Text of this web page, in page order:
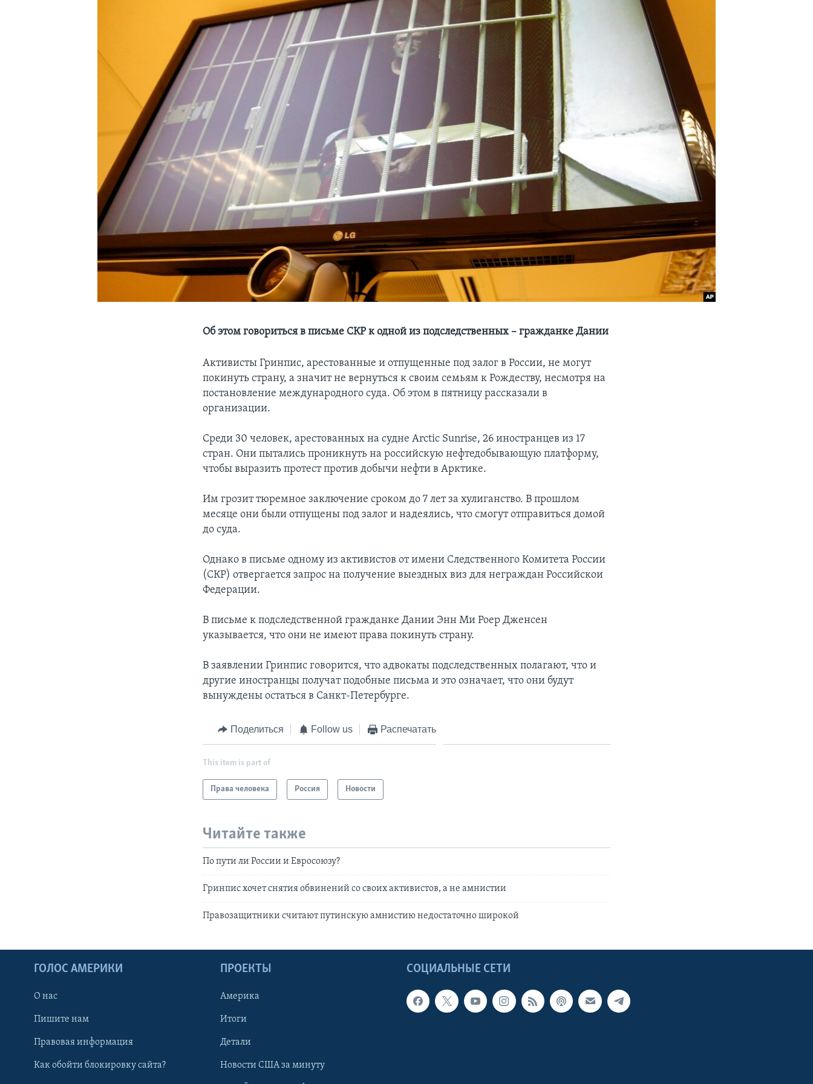
Об этом говориться в письме СКР к одной из подследственных – гражданке Дании
Активисты Гринпис, арестованные и отпущенные под залог в России, не могут
покинуть страну, а значит не вернуться к своим семьям к Рождеству, несмотря на
постановление международного суда. Об этом в пятницу рассказали в
организации.
Среди 30 человек, арестованных на судне Arctic Sunrise, 26 иностранцев из 17
стран. Они пытались проникнуть на российскую нефтедобывающую платформу,
чтобы выразить протест против добычи нефти в Арктике.
Им грозит тюремное заключение сроком до 7 лет за хулиганство. В прошлом
месяце они были отпущены под залог и надеялись, что смогут отправиться домой
до суда.
Однако в письме одному из активистов от имени Следственного Комитета России
(СКР) отвергается запрос на получение выездных виз для неграждан Российскои
Федерации.
В письме к подследственной гражданке Дании Энн Ми Роер Дженсен
указывается, что они не имеют права покинуть страну.
В заявлении Гринпис говорится, что адвокаты подследственных полагают, что и
другие иностранцы получат подобные письма и это означает, что они будут
вынуждены остаться в Санкт-Петербурге.
Поделиться Follow us Распечатать
This item is part of
Права человека Россия Новости
Читайте также
По пути ли России и Евросоюзу?
Гринпис хочет снятия обвинений со своих активистов, а не амнистии
Правозащитники считают путинскую амнистию недостаточно широкой
СОЦИАЛЬНЫЕ СЕТИ
ГОЛОС АМЕРИКИ
О нас
Пишите нам
Правовая информация
Как обойти блокировку сайта?
ПРОЕКТЫ
Америка
Итоги
Детали
Новости США за минуту